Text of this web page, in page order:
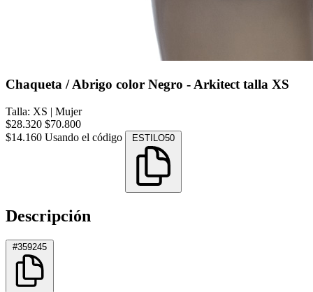
Chaqueta / Abrigo color Negro - Arkitect talla XS
Talla: XS | Mujer
$28.320 $70.800
$14.160 Usando el código ESTILO50
Descripción
#359245